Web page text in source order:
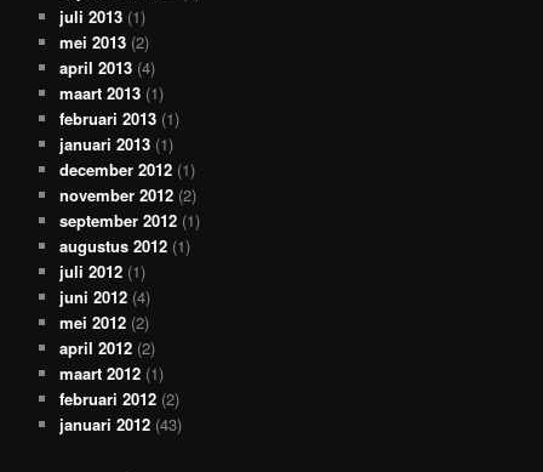
juli 2013 (1)
mei 2013 (2)
april 2013 (4)
maart 2013 (1)
februari 2013 (1)
januari 2013 (1)
december 2012 (1)
november 2012 (2)
september 2012 (1)
augustus 2012 (1)
juli 2012 (1)
juni 2012 (4)
mei 2012 (2)
april 2012 (2)
maart 2012 (1)
februari 2012 (2)
januari 2012 (43)